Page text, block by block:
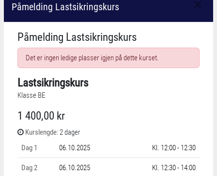
Påmelding Lastsikringskurs
Påmelding Lastsikringskurs
Det er ingen ledige plasser igjen på dette kurset.
Lastsikringskurs
Klasse BE
1 400,00 kr
Kurslengde: 2 dager
Dag 1
06.10.2025 Kl. 12:00 - 12:30
Dag 2 06.10.2025 Kl. 12:30 - 14:00